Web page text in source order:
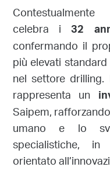
Contestualmente
celebra i32
confermando il
più elevati
nel settore
rappresenta un
Saipem,
umano e lo
specialistiche,
orientato